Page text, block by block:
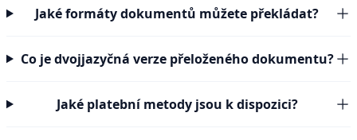
Jaké formáty dokumentů můžete překládat?
Co je dvojjazyčná verze přeloženého dokumentu?
Jaké platební metody jsou k dispozici?